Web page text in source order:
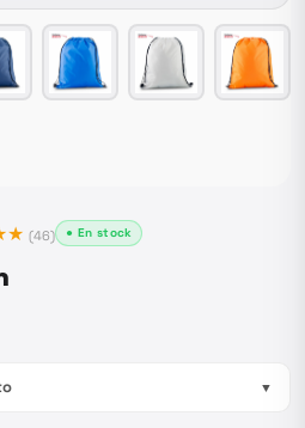
(46) ● En stock
▼